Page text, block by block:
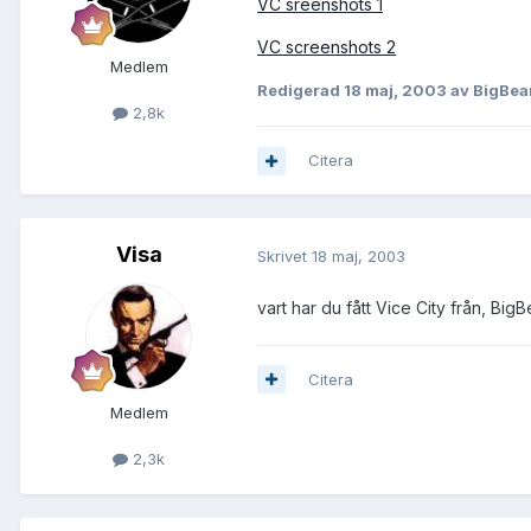
Medlem
2,8k
VC screenshots 2
Redigerad 18 maj, 2003 av
Citera
Visa
Medlem
2,3k
Skrivet 18 maj, 2003
vart har du fått Vice City från,
Citera